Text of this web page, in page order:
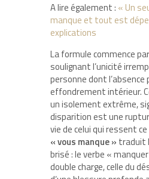
A lire également : « Un
manque et tout est
explications
La formule commence par
soulignant l’unicité
personne dont l’absence
effondrement intérieur.
un isolement extrême,
disparition est une
vie de celui qui ressent
« vous manque » traduit
brisé : le verbe «
double charge, celle du